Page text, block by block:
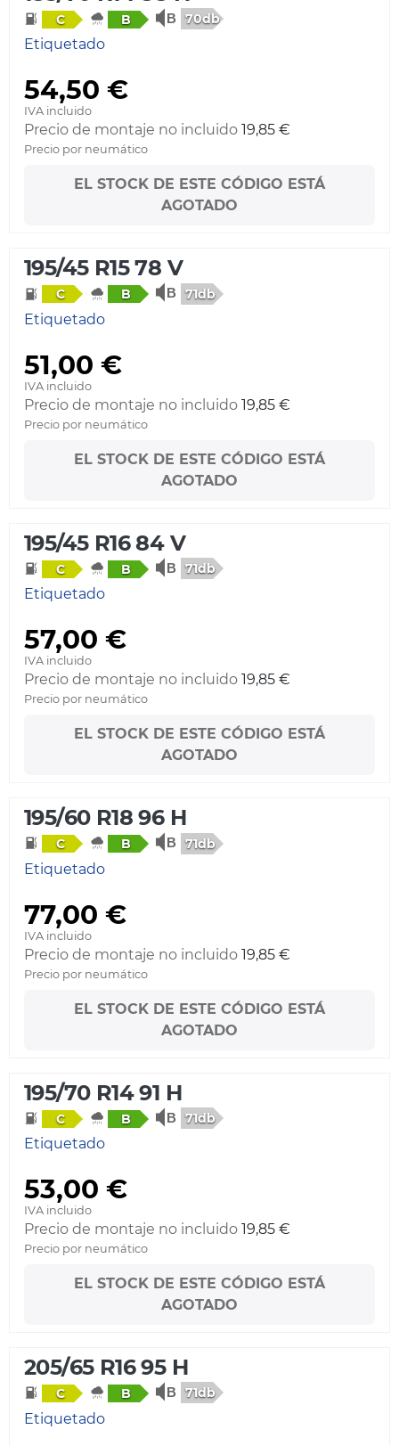
C B 70db
Etiquetado
54,50 €
IVA incluido
Precio de montaje no incluido 19,85 €
Precio por neumático
EL STOCK DE ESTE CÓDIGO ESTÁ
AGOTADO
195/45 R15 78 V
C B 71db
Etiquetado
51,00 €
IVA incluido
Precio de montaje no incluido 19,85 €
Precio por neumático
EL STOCK DE ESTE CÓDIGO ESTÁ
AGOTADO
195/45 R16 84 V
C B 71db
Etiquetado
57,00 €
IVA incluido
Precio de montaje no incluido 19,85 €
Precio por neumático
EL STOCK DE ESTE CÓDIGO ESTÁ
AGOTADO
195/60 R18 96 H
C B 71db
Etiquetado
77,00 €
IVA incluido
Precio de montaje no incluido 19,85 €
Precio por neumático
EL STOCK DE ESTE CÓDIGO ESTÁ
AGOTADO
195/70 R14 91 H
C B 71db
Etiquetado
53,00 €
IVA incluido
Precio de montaje no incluido 19,85 €
Precio por neumático
EL STOCK DE ESTE CÓDIGO ESTÁ
AGOTADO
205/65 R16 95 H
C B 71db
Etiquetado